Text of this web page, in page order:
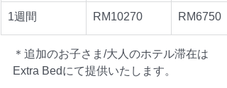
1週間 RM10270 RM6750
＊追加のお子さま/大人のホテル滞在は
Extra Bedにて提供いたします。